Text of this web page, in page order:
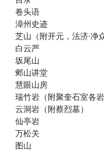
卷头语
漳州史迹
芝山（附开元，法济·净
白云严
坂尾山
邺山讲堂
慧眼山房
瑞竹岩（附聚奎石室各岩
云洞岩（附蔡烈墓）
仙亭岩
万松关
图山